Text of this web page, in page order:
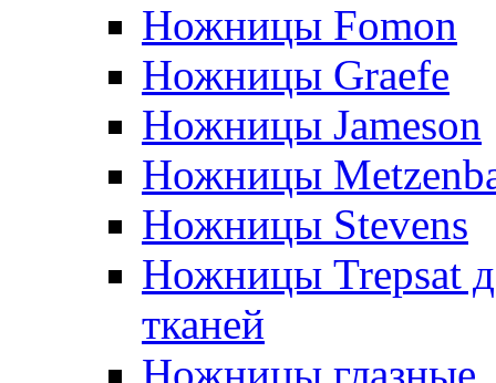
Ножницы Fomon
Ножницы Graefe
Ножницы Jameson
Ножницы
Ножницы Stevens
Ножницы Trepsat
тканей